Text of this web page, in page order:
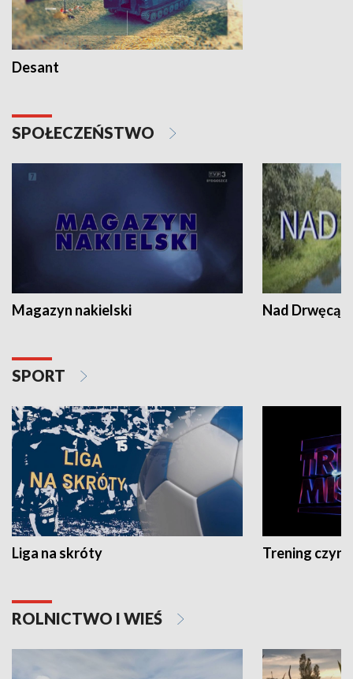
Desant
SPOŁECZEŃSTWO
Magazyn nakielski Nad Drwęcą
SPORT
Liga na skróty Trening czyni
ROLNICTWO I WIEŚ